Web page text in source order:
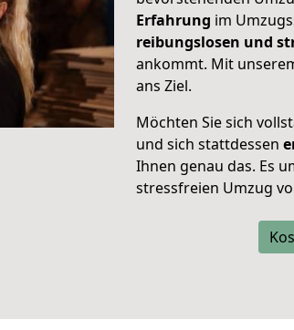
Erfahrung im
reibungslosen und
ankommt. Mit
ans Ziel.
Möchten Sie sich
und sich stattdessen
Ihnen genau das. Es
stressfreien Umzug